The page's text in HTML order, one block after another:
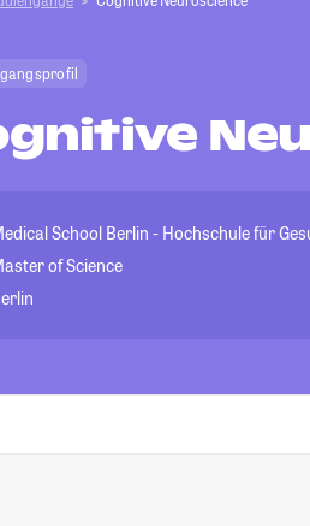
School Berlin - Hochschule für
of Science